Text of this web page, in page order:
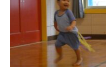
園舎案内
安⼼・安全対策
給⾷